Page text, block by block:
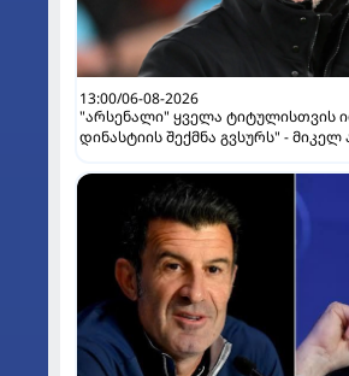
13:00/06-08-2026
"არსენალი" ყველა ტიტულისთვის
დინასტიის შექმნა გვსურს" - მიკელ